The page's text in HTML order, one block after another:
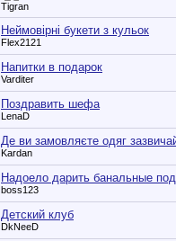
Tigran
Неймовірні букети з кульок
Flex2121
Напитки в подарок
Varditer
Поздравить шефа
LenaD
Де ви замовляєте одяг
Kardan
Надоело дарить банальные
boss123
Детский клуб
DkNeeD